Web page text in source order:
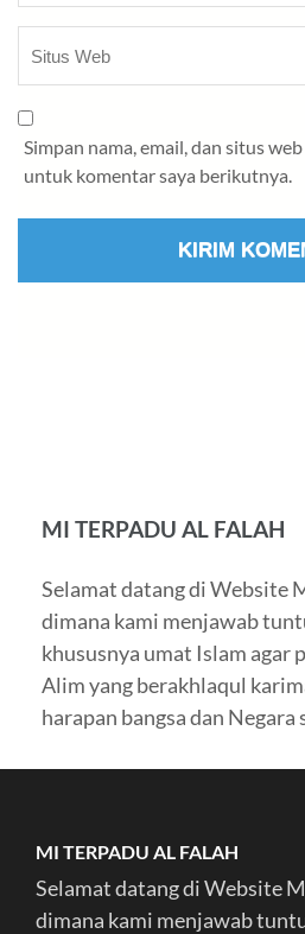
Simpan nama, email, dan situs
untuk komentar saya berikutnya.
MI TERPADU AL FALAH
Selamat datang di Website
dimana kami menjawab
khususnya umat Islam agar
Alim yang berakhlaqul
harapan bangsa dan Negara
MI TERPADU AL FALAH
Selamat datang di Website
dimana kami menjawab